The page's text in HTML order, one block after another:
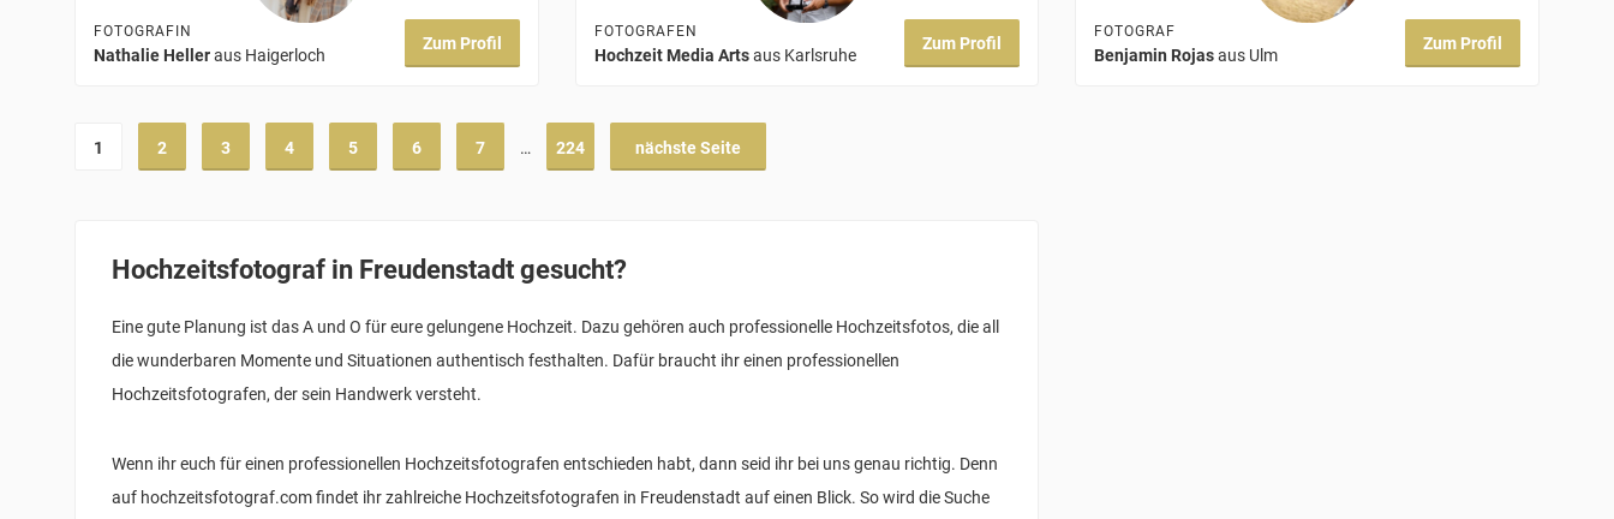
FOTOGRAFIN
Nathalie Helleraus Haigerloch
Zum Profil
FOTOGRAFEN
Hochzeit Media Artsaus Karlsruhe
Zum Profil
FOTOGRAF
Benjamin Rojasaus Ulm
Zum Profil
1 2 3 4 5 6 7 … 224 nächste Seite
Hochzeitsfotograf in Freudenstadt gesucht?
Eine gute Planung ist das A und O für eure gelungene Hochzeit. Dazu gehören auch professionelle Hochzeitsfotos, die all
die wunderbaren Momente und Situationen authentisch festhalten. Dafür braucht ihr einen professionellen
Hochzeitsfotografen, der sein Handwerk versteht.
Wenn ihr euch für einen professionellen Hochzeitsfotografen entschieden habt, dann seid ihr bei uns genau richtig. Denn
auf hochzeitsfotograf.com findet ihr zahlreiche Hochzeitsfotografen in Freudenstadt auf einen Blick. So wird die Suche